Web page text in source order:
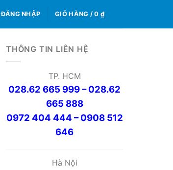
ĐĂNG NHẬP GIỎ HÀNG /0 ₫
THÔNG TIN LIÊN HỆ
TP. HCM
028.62 665 999 – 028.62
665 888
0972 404 444 – 0908 512
646
Hà Nội